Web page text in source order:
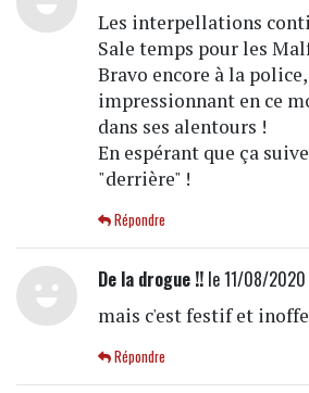
Les interpellations
Sale temps pour les
Bravo encore à la
impressionnant en ce
dans ses alentours !
En espérant que ça
"derrière" !
Répondre
De la drogue !!le 11/08/2020
mais c'est festif et
Répondre